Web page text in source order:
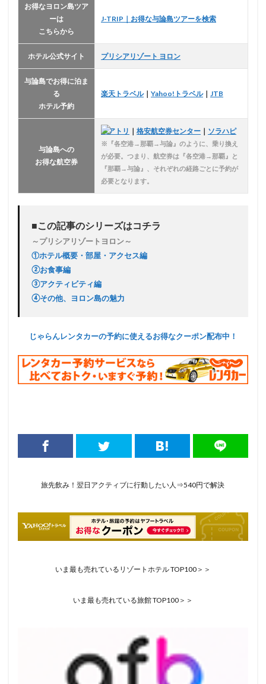
お得なヨロン島ツア
ーは
こちらから
J-TRIP｜お得な与論島ツアーを検索
ホテル公式サイト プリシアリゾート ヨロン
与論島でお得に泊ま
る
ホテル予約
楽天トラベル｜ Yahoo!トラベル｜ JTB
与論島への
お得な航空券
エアトリ ｜ 格安航空券センター ｜ ソラハピ
※『各空港→那覇→与論』のように、乗り換え
が必要。つまり、 航空券は『各空港→那覇』と
『那覇→与論』、それぞれの経路ごとに予約が
必要となります。
■この記事のシリーズはコチラ
～プリシアリゾートヨロン～
①ホテル概要・部屋・アクセス編
②お食事編
③アクティビティ編
④その他、ヨロン島の魅力
じゃらんレンタカーの予約に使えるお得なクーポン配布中！
旅先飲み！翌日アクティブに行動したい人⇒540円で解決
いま最も売れているリゾートホテル TOP100＞＞
いま最も売れている旅館 TOP100＞＞